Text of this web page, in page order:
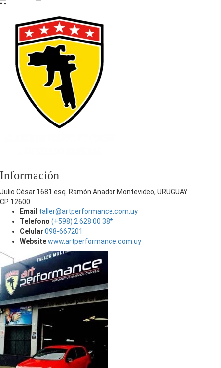
“ ”
Información
Julio César 1681 esq. Ramón Anador Montevideo, URUGUAY
CP 12600
Email taller@artperformance.com.uy
Telefono (+598) 2 628 00 38*
Celular 098-667201
Websitewww.artperformance.com.uy